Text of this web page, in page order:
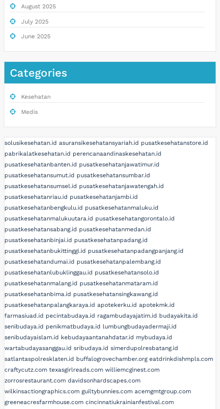
August 2025
July 2025
June 2025
Categories
Kesehatan
Medis
solusikesehatan.id asuransikesehatansyariah.id pusatkesehatanstore.id
pabrikalatkesehatan.id perencanaandinaskesehatan.id
pusatkesehatanbanten.id pusatkesehatanjawatimur.id
pusatkesehatansumut.id pusatkesehatansumbar.id
pusatkesehatansumsel.id pusatkesehatanjawatengah.id
pusatkesehatanriau.id pusatkesehatanjambi.id
pusatkesehatanbengkulu.id pusatkesehatanmaluku.id
pusatkesehatanmalukuutara.id pusatkesehatangorontalo.id
pusatkesehatansabang.id pusatkesehatanmedan.id
pusatkesehatanbinjai.id pusatkesehatanpadang.id
pusatkesehatanbukittinggi.id pusatkesehatanpadangpanjang.id
pusatkesehatandumai.id pusatkesehatanpalembang.id
pusatkesehatanlubuklinggau.id pusatkesehatansolo.id
pusatkesehatanmalang.id pusatkesehatanmataram.id
pusatkesehatanbima.id pusatkesehatansingkawang.id
pusatkesehatanpalangkaraya.id apotekerku.id apotekmk.id
farmasiuad.id pecintabudaya.id ragambudayajatim.id budayakita.id
senibudaya.id penikmatbudaya.id lumbungbudayadermaji.id
senibudayaislam.id kebudayaantanahdatar.id mybudaya.id
wartabudayasanggau.id sribudaya.id simerdupolresbatang.id
satlantaspolresklaten.id buffalogrovechamber.org eatdrinkdishmpls.com
craftycutz.com texasgirlreads.com williemcginest.com
zorrosrestaurant.com davidsonhardscapes.com
wilkinsactiongraphics.com guiltybunnies.com acemgmtgroup.com
greeneacresfarmhouse.com cincinnatiukrainianfestival.com